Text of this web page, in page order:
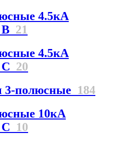
4.5кА
В 21
4.5кА
С 20
3-полюсные 184
10кА
10